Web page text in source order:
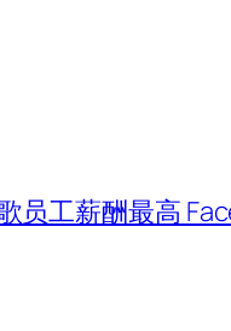
员工薪酬最高